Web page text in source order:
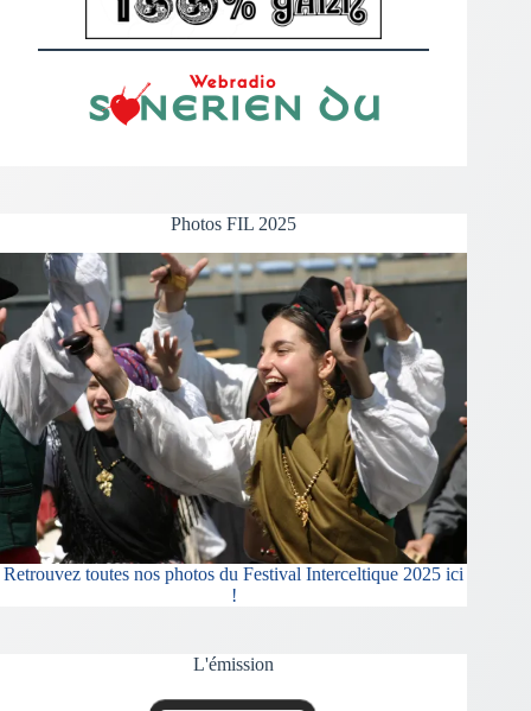
Photos FIL 2025
Retrouvez toutes nos photos du Festival Interceltique 2025 ici
!
L'émission